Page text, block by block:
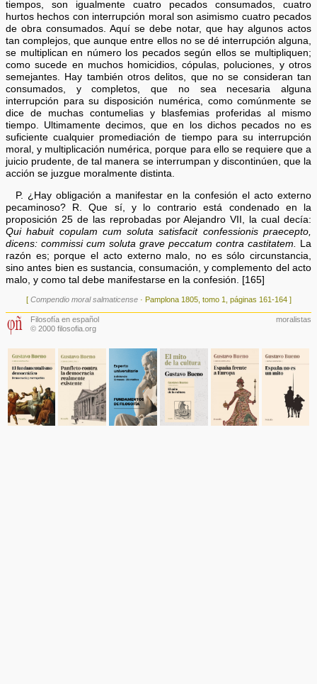
tiempos, son igualmente cuatro pecados consumados, cuatro
hurtos hechos con interrupción moral son asimismo cuatro pecados
de obra consumados. Aquí se debe notar, que hay algunos actos
tan complejos, que aunque entre ellos no se dé interrupción alguna,
se multiplican en número los pecados según ellos se multipliquen;
como sucede en muchos homicidios, cópulas, poluciones, y otros
semejantes. Hay también otros delitos, que no se consideran tan
consumados, y completos, que no sea necesaria alguna
interrupción para su disposición numérica, como comúnmente se
dice de muchas contumelias y blasfemias proferidas al mismo
tiempo. Ultimamente decimos, que en los dichos pecados no es
suficiente cualquier promediación de tiempo para su interrupción
moral, y multiplicación numérica, porque para ello se requiere que a
juicio prudente, de tal manera se interrumpan y discontinúen, que la
acción se juzgue moralmente distinta.
P. ¿Hay obligación a manifestar en la confesión el acto externo
pecaminoso? R. Que sí, y lo contrario está condenado en la
proposición 25 de las reprobadas por Alejandro VII, la cual decía:
Qui habuit copulam cum soluta satisfacit confessionis praecepto,
dicens: commissi cum soluta grave peccatum contra castitatem.
La
razón es; porque el acto externo malo, no es sólo circunstancia,
sino antes bien es sustancia, consumación, y complemento del acto
malo, y como tal debe manifestarse en la confesión. [165]
[ Compendio moral salmaticense· Pamplona 1805, tomo 1, páginas 161-164 ]
Filosofía en español
© 2000 filosofia.org
moralistas